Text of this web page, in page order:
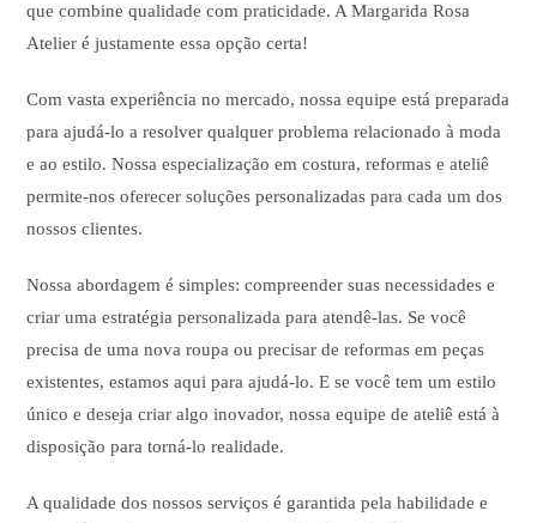
que combine qualidade com praticidade. A Margarida Rosa
Atelier é justamente essa opção certa!
Com vasta experiência no mercado, nossa equipe está preparada
para ajudá-lo a resolver qualquer problema relacionado à moda
e ao estilo. Nossa especialização em costura, reformas e ateliê
permite-nos oferecer soluções personalizadas para cada um dos
nossos clientes.
Nossa abordagem é simples: compreender suas necessidades e
criar uma estratégia personalizada para atendê-las. Se você
precisa de uma nova roupa ou precisar de reformas em peças
existentes, estamos aqui para ajudá-lo. E se você tem um estilo
único e deseja criar algo inovador, nossa equipe de ateliê está à
disposição para torná-lo realidade.
A qualidade dos nossos serviços é garantida pela habilidade e